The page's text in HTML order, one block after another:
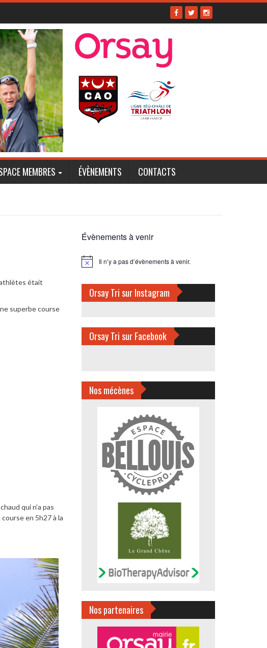
MEMBRES ÉVÈNEMENTS CONTACTS
était
superbe course
qui n’a pas
en 5h27 à la
Évènements à venir
Notice Il n’y a pas d’évènements à venir.
Orsay Tri sur Instagram
Orsay Tri sur Facebook
Nos mécènes
Nos partenaires